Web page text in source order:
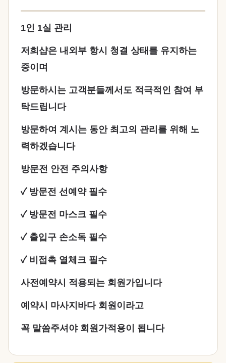
1인 1실 관리
저희샵은 내외부 항시 청결 상태를 유지하는
중이며
방문하시는 고객분들께서도 적극적인 참여 부
탁드립니다
방문하여 계시는 동안 최고의 관리를 위해 노
력하겠습니다
방문전 안전 주의사항
✓ 방문전 선예약 필수
✓ 방문전 마스크 필수
✓ 출입구 손소독 필수
✓ 비접촉 열체크 필수
사전예약시 적용되는 회원가입니다
예약시 마사지바다 회원이라고
꼭 말씀주셔야 회원가적용이 됩니다